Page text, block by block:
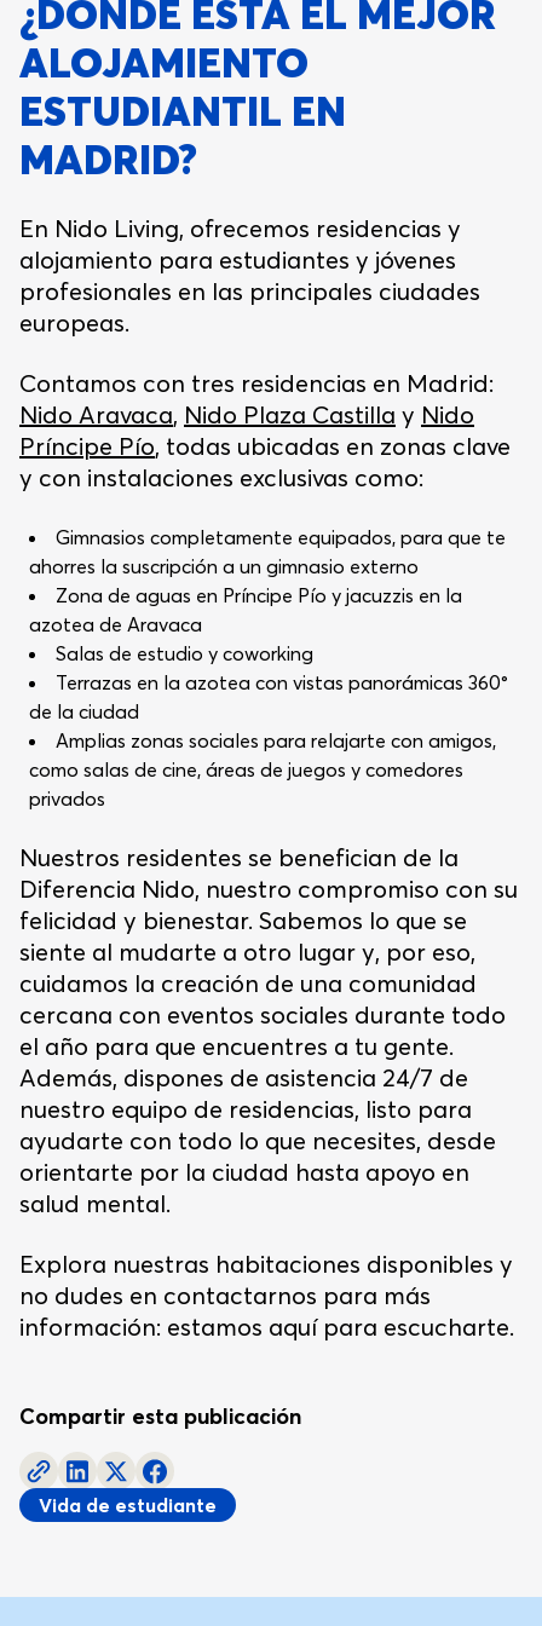
¿DÓNDE ESTÁ EL MEJOR
ALOJAMIENTO
ESTUDIANTIL EN
MADRID?
En Nido Living, ofrecemos residencias y
alojamiento para estudiantes y jóvenes
profesionales en las principales ciudades
europeas.
Contamos con tres residencias en Madrid:
Nido Aravaca, Nido Plaza Castilla y Nido
Príncipe Pío, todas ubicadas en zonas clave
y con instalaciones exclusivas como:
Gimnasios completamente equipados, para que te
ahorres la suscripción a un gimnasio externo
Zona de aguas en Príncipe Pío y jacuzzis en la
azotea de Aravaca
Salas de estudio y coworking
Terrazas en la azotea con vistas panorámicas 360°
de la ciudad
Amplias zonas sociales para relajarte con amigos,
como salas de cine, áreas de juegos y comedores
privados
Nuestros residentes se benefician de la
Diferencia Nido, nuestro compromiso con su
felicidad y bienestar. Sabemos lo que se
siente al mudarte a otro lugar y, por eso,
cuidamos la creación de una comunidad
cercana con eventos sociales durante todo
el año para que encuentres a tu gente.
Además, dispones de asistencia 24/7 de
nuestro equipo de residencias, listo para
ayudarte con todo lo que necesites, desde
orientarte por la ciudad hasta apoyo en
salud mental.
Explora nuestras habitaciones disponibles y
no dudes en contactarnos para más
información: estamos aquí para escucharte.
Compartir esta publicación
Vida de estudiante